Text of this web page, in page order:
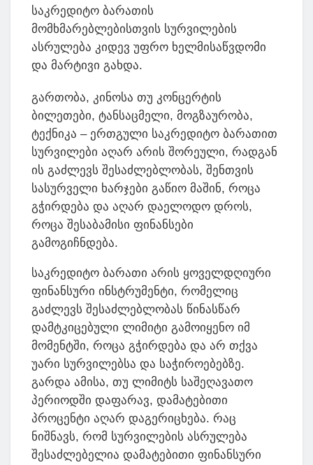
საკრედიტო ბარათის
მომხმარებლებისთვის სურვილების
ასრულება კიდევ უფრო ხელმისაწვდომი
და მარტივი გახდა.
გართობა, კინოსა თუ კონცერტის
ბილეთები, ტანსაცმელი, მოგზაურობა,
ტექნიკა – ერთგული საკრედიტო ბარათით
სურვილები აღარ არის შორეული, რადგან
ის გაძლევს შესაძლებლობას, შენთვის
სასურველი ხარჯები გაწიო მაშინ, როცა
გჭირდება და აღარ დაელოდო დროს,
როცა შესაბამისი ფინანსები
გამოგიჩნდება.
საკრედიტო ბარათი არის ყოველდღიური
ფინანსური ინსტრუმენტი, რომელიც
გაძლევს შესაძლებლობას წინასწარ
დამტკიცებული ლიმიტი გამოიყენო იმ
მომენტში, როცა გჭირდება და არ თქვა
უარი სურვილებსა და საჭიროებებზე.
გარდა ამისა, თუ ლიმიტს საშეღავათო
პერიოდში დაფარავ, დამატებითი
პროცენტი აღარ დაგერიცხება. რაც
ნიშნავს, რომ სურვილების ასრულება
შესაძლებელია დამატებითი ფინანსური